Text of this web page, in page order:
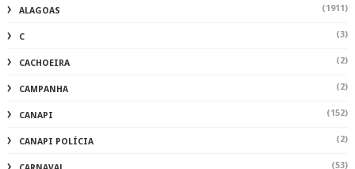
ALAGOAS (1911)
C (3)
CACHOEIRA (2)
CAMPANHA (2)
CANAPI (152)
CANAPI POLÍCIA (2)
(53)